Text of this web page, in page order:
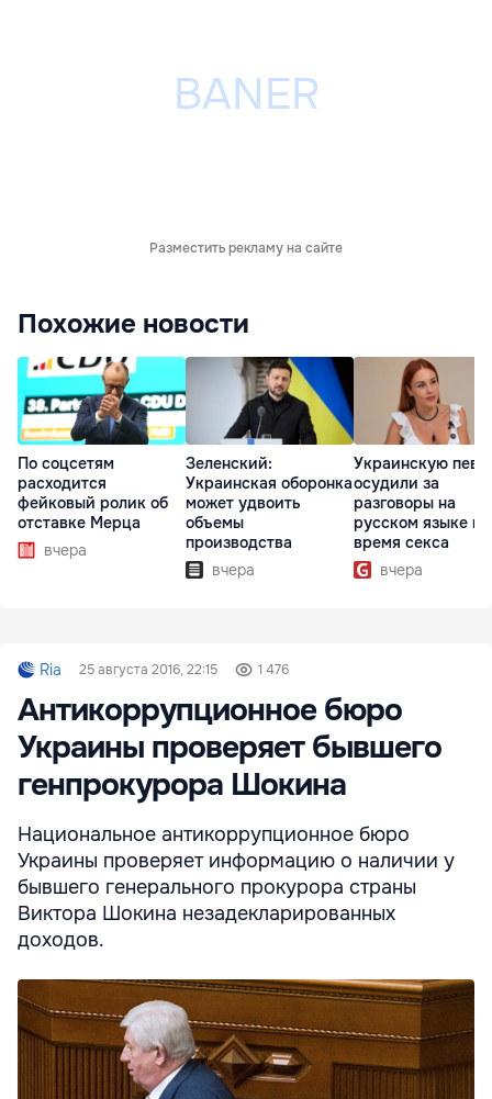
Разместить рекламу на сайте
Похожие новости
По соцсетям
расходится
фейковый ролик об
отставке Мерца
вчера
Зеленский:
Украинская оборонка
может удвоить
объемы
производства
вчера
Украинскую
осудили за
разговоры на
русском языке во
время секса
вчера
Ria 25 августа 2016, 22:15 1 476
Антикоррупционное бюро
Украины проверяет бывшего
генпрокурора Шокина
Национальное антикоррупционное бюро
Украины проверяет информацию о наличии у
бывшего генерального прокурора страны
Виктора Шокина незадекларированных
доходов.